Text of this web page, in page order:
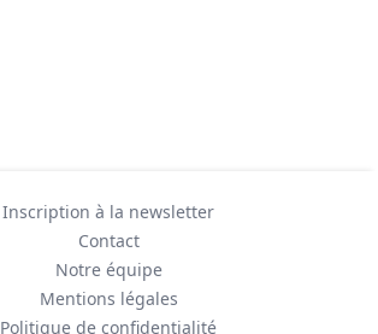
Inscription à la newsletter
Contact
Notre équipe
Mentions légales
Politique de confidentialité